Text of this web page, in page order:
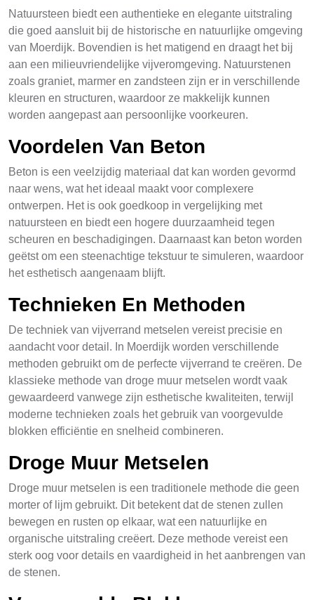
Natuursteen biedt een authentieke en elegante uitstraling
die goed aansluit bij de historische en natuurlijke omgeving
van Moerdijk. Bovendien is het matigend en draagt het bij
aan een milieuvriendelijke vijveromgeving. Natuurstenen
zoals graniet, marmer en zandsteen zijn er in verschillende
kleuren en structuren, waardoor ze makkelijk kunnen
worden aangepast aan persoonlijke voorkeuren.
Voordelen Van Beton
Beton is een veelzijdig materiaal dat kan worden gevormd
naar wens, wat het ideaal maakt voor complexere
ontwerpen. Het is ook goedkoop in vergelijking met
natuursteen en biedt een hogere duurzaamheid tegen
scheuren en beschadigingen. Daarnaast kan beton worden
geëtst om een steenachtige tekstuur te simuleren, waardoor
het esthetisch aangenaam blijft.
Technieken En Methoden
De techniek van vijverrand metselen vereist precisie en
aandacht voor detail. In Moerdijk worden verschillende
methoden gebruikt om de perfecte vijverrand te creëren. De
klassieke methode van droge muur metselen wordt vaak
gewaardeerd vanwege zijn esthetische kwaliteiten, terwijl
moderne technieken zoals het gebruik van voorgevulde
blokken efficiëntie en snelheid combineren.
Droge Muur Metselen
Droge muur metselen is een traditionele methode die geen
morter of lijm gebruikt. Dit betekent dat de stenen zullen
bewegen en rusten op elkaar, wat een natuurlijke en
organische uitstraling creëert. Deze methode vereist een
sterk oog voor details en vaardigheid in het aanbrengen van
de stenen.